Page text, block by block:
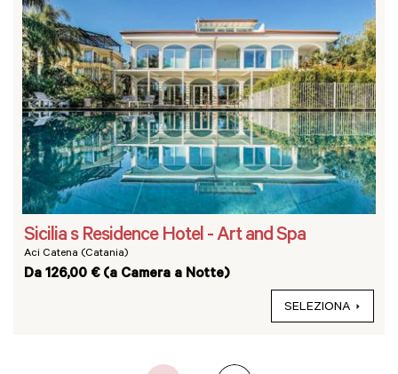
Sicilia s Residence Hotel - Art and Spa
Aci Catena (Catania)
Da 126,00 € (a Camera a Notte)
SELEZIONA